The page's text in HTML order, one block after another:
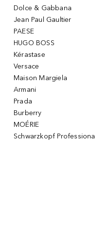
Dolce & Gabbana
Jean Paul Gaultier
PAESE
HUGO BOSS
Kérastase
Versace
Maison Margiela
Armani
Prada
Burberry
MOÉRIE
Schwarzkopf Professional